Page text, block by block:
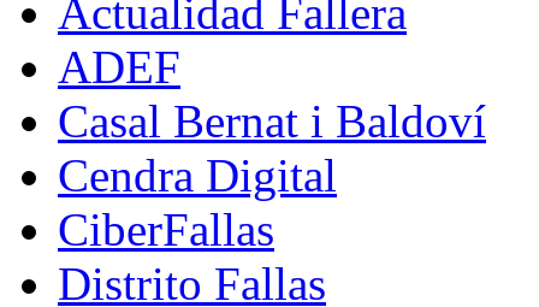
Actualidad Fallera
ADEF
Casal Bernat i Baldoví
Cendra Digital
CiberFallas
Distrito Fallas